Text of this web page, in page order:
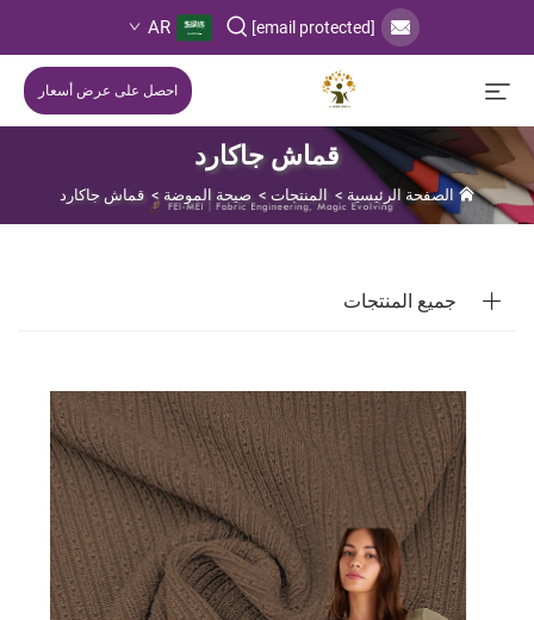
[email protected]
AR
احصل على عرض أسعار
قماش جاكارد
الصفحة الرئيسية > المنتجات > صيحة الموضة >قماش جاكارد
جميع المنتجات